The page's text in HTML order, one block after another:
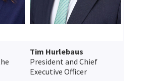
Tim Hurlebaus
President and Chief
Executive Officer